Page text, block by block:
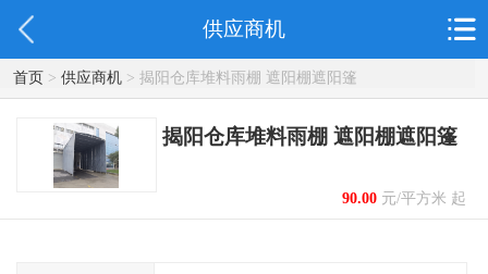
供应商机
首页> 供应商机> 揭阳仓库堆料雨棚 遮阳棚遮阳篷
揭阳仓库堆料雨棚 遮阳棚遮阳篷
90.00元/平方米 起